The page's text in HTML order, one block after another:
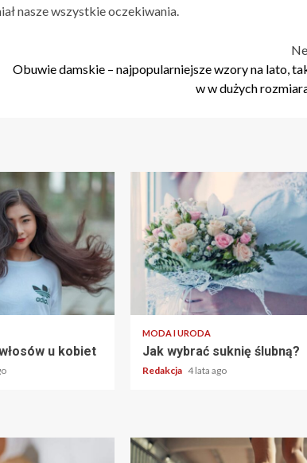
nasze wszystkie oczekiwania.
Obuwie damskie – najpopularniejsze wzory na lato,
w w dużych
u kobiet
2 min read
MODA I URODA
Jak wybrać suknię ślubną?
Redakcja 4 lata ago